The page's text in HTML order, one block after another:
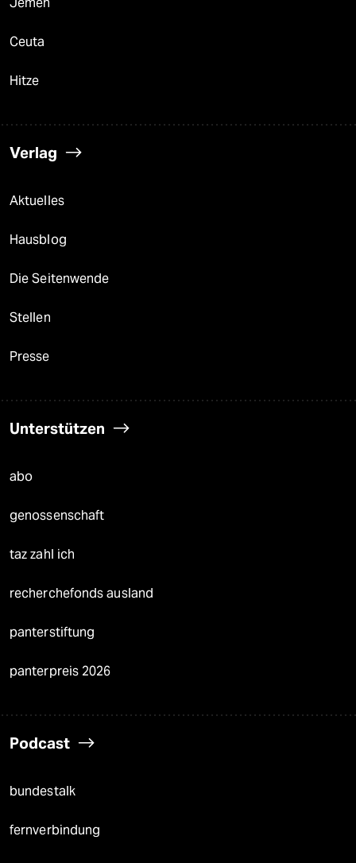
Ceuta
Hitze
Verlag
Aktuelles
Hausblog
Die Seitenwende
Stellen
Presse
Unterstützen
abo
genossenschaft
taz zahl ich
recherchefonds ausland
panterstiftung
panterpreis 2026
Podcast
bundestalk
fernverbindung